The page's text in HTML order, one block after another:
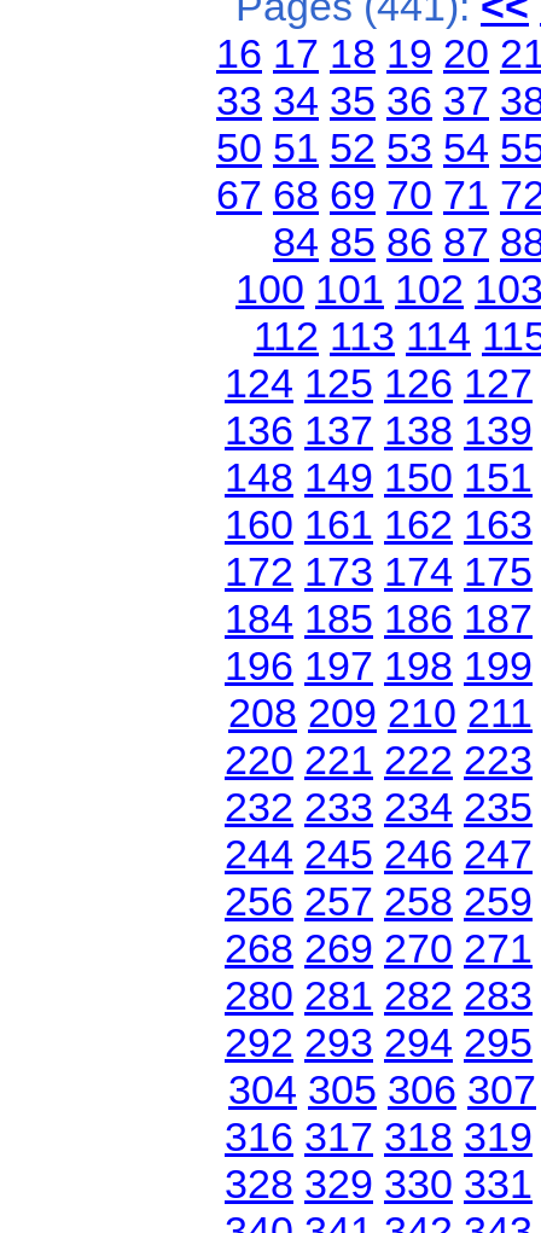
16 17 18 19 20
33 34 35 36 37
50 51 52 53 54
67 68 69 70 71
84 85 86 87
100 101 102
112 113 114
124 125 126 127
136 137 138 139
148 149 150 151
160 161 162 163
172 173 174 175
184 185 186 187
196 197 198 199
208 209 210 211
220 221 222 223
232 233 234 235
244 245 246 247
256 257 258 259
268 269 270 271
280 281 282 283
292 293 294 295
304 305 306 307
316 317 318 319
328 329 330 331